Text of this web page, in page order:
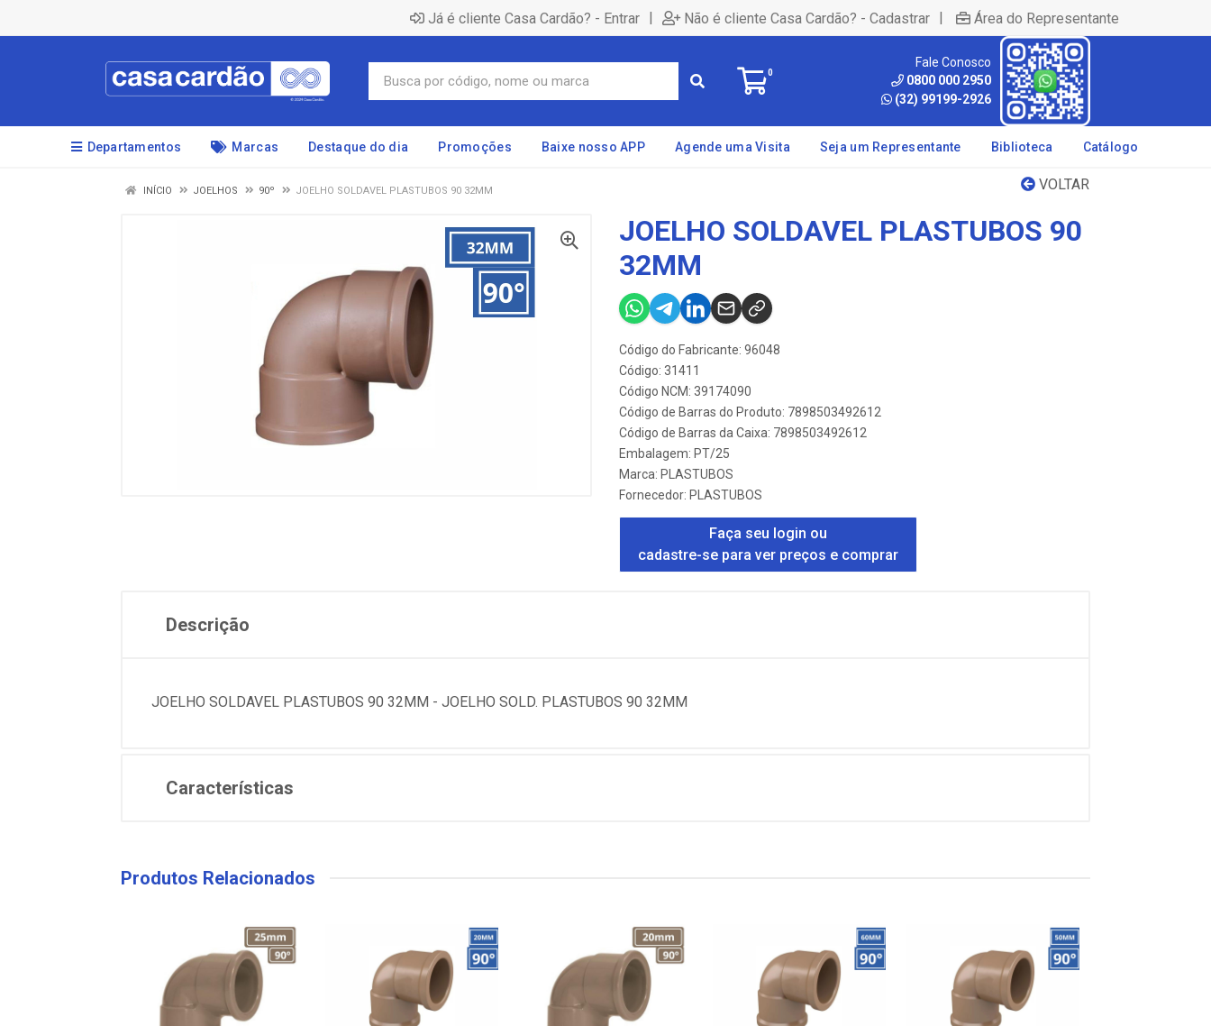
Já é cliente Casa Cardão? - Entrar | Não é cliente Casa Cardão? - Cadastrar | Área do Representante
0
Fale Conosco
0800 000 2950
(32) 99199-2926
Departamentos Marcas Destaque do dia Promoções Baixe nosso APP Agende uma Visita Seja um Representante Biblioteca Catálogo
VOLTAR
INÍCIO JOELHOS 90º JOELHO SOLDAVEL PLASTUBOS 90 32MM
JOELHO SOLDAVEL PLASTUBOS 90
32MM
Código do Fabricante: 96048
Código: 31411
Código NCM: 39174090
Código de Barras do Produto: 7898503492612
Código de Barras da Caixa: 7898503492612
Embalagem: PT/25
Marca: PLASTUBOS
Fornecedor: PLASTUBOS
Faça seu login ou
cadastre-se para ver preços e comprar
Descrição
JOELHO SOLDAVEL PLASTUBOS 90 32MM - JOELHO SOLD. PLASTUBOS 90 32MM
Características
Produtos Relacionados